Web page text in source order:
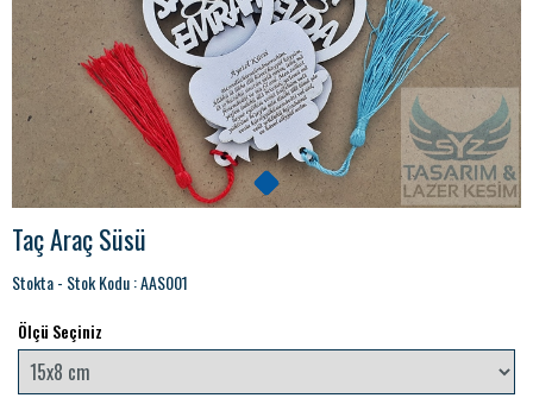
Taç Araç Süsü
Stokta - Stok Kodu : AAS001
Ölçü Seçiniz